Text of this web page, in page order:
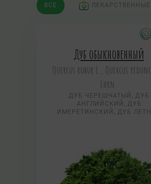
ВСЕ ЛЕКАРСТВЕННЫЕ
Дуб обыкновенный
Quercus robur L., Quercus
Ehrn.
ДУБ ЧЕРЕШЧАТЫЙ, ДУБ
АНГЛИЙСКИЙ, ДУБ
ИМЕРЕТИНСКИЙ, ДУБ